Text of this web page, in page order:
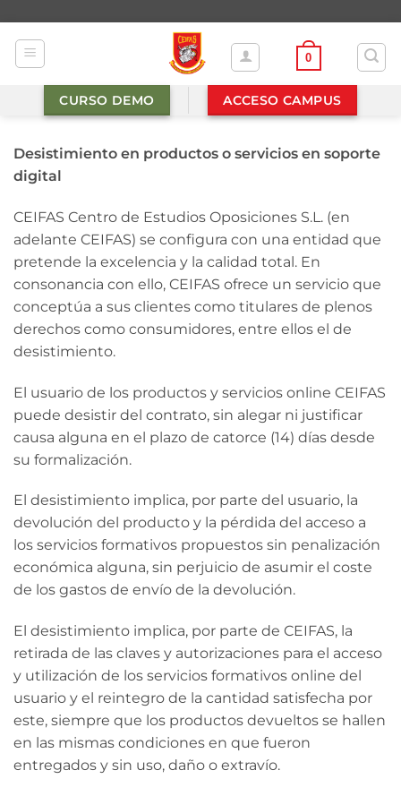
contenido
0
CURSO DEMO ACCESO CAMPUS
Desistimiento en productos o servicios en soporte
digital
CEIFAS Centro de Estudios Oposiciones S.L. (en
adelante CEIFAS) se configura con una entidad que
pretende la excelencia y la calidad total. En
consonancia con ello, CEIFAS ofrece un servicio que
conceptúa a sus clientes como titulares de plenos
derechos como consumidores, entre ellos el de
desistimiento.
El usuario de los productos y servicios online CEIFAS
puede desistir del contrato, sin alegar ni justificar
causa alguna en el plazo de catorce (14) días desde
su formalización.
El desistimiento implica, por parte del usuario, la
devolución del producto y la pérdida del acceso a
los servicios formativos propuestos sin penalización
económica alguna, sin perjuicio de asumir el coste
de los gastos de envío de la devolución.
El desistimiento implica, por parte de CEIFAS, la
retirada de las claves y autorizaciones para el acceso
y utilización de los servicios formativos online del
usuario y el reintegro de la cantidad satisfecha por
este, siempre que los productos devueltos se hallen
en las mismas condiciones en que fueron
entregados y sin uso, daño o extravío.